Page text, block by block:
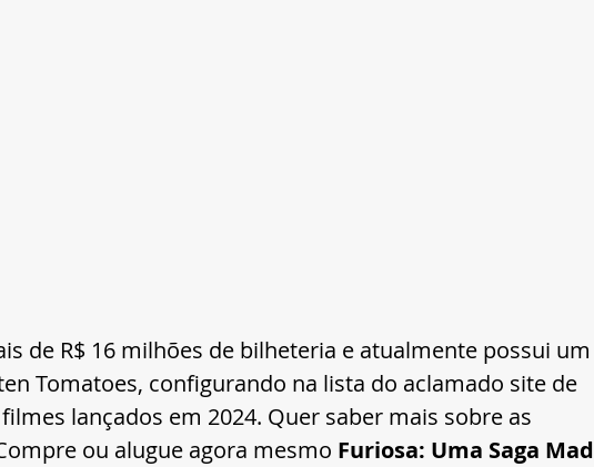
de R$ 16 milhões de bilheteria e atualmente possui um
Tomatoes, configurando na lista do aclamado site de
lançados em 2024. Quer saber mais sobre as
ou alugue agora mesmo Furiosa: Uma Saga Mad